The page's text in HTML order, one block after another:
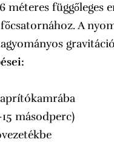
méteres függőleges
A
másodperc)